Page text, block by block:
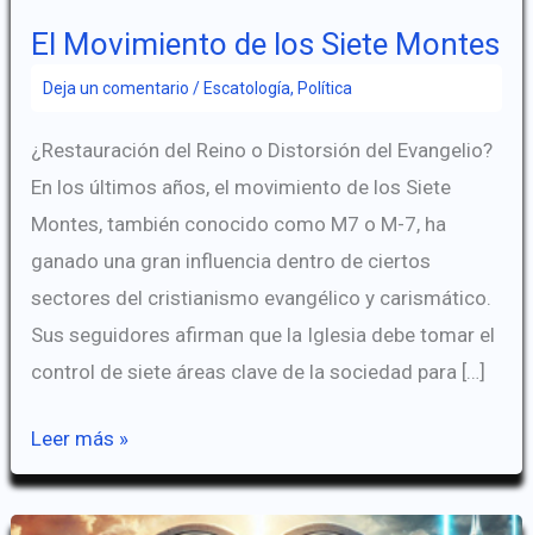
El Movimiento de los Siete Montes
Deja un comentario / Escatología, Política
¿Restauración del Reino o Distorsión del Evangelio?
En los últimos años, el movimiento de los Siete
Montes, también conocido como M7 o M-7, ha
ganado una gran influencia dentro de ciertos
sectores del cristianismo evangélico y carismático.
Sus seguidores afirman que la Iglesia debe tomar el
control de siete áreas clave de la sociedad para […]
El
Movimiento
de
Leer más »